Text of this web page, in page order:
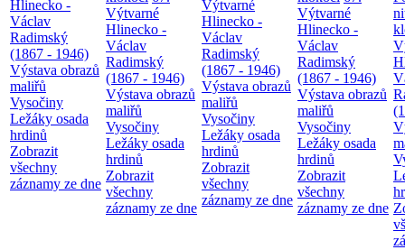
Hlinecko -
Václav
Radimský
(1867 - 1946)
Výstava obrazů
maliřů
Vysočiny
Ležáky osada
hrdinů
Zobrazit
všechny
záznamy ze dne
Výtvarné
Hlinecko -
Václav
Radimský
(1867 - 1946)
Výstava obrazů
maliřů
Vysočiny
Ležáky osada
hrdinů
Zobrazit
všechny
záznamy ze dne
Výtvarné
Hlinecko -
Václav
Radimský
(1867 - 1946)
Výstava obrazů
maliřů
Vysočiny
Ležáky osada
hrdinů
Zobrazit
všechny
záznamy ze dne
Výtvarné
Hlinecko -
Václav
Radimský
(1867 - 1946)
Výstava obrazů
maliřů
Vysočiny
Ležáky osada
hrdinů
Zobrazit
všechny
záznamy ze dne